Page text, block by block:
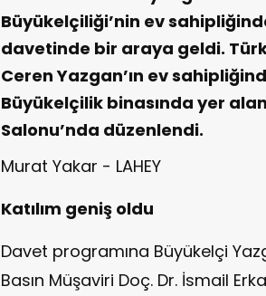
Büyükelçiliği’nin ev
davetinde bir araya geldi.
Ceren Yazgan’ın ev
Büyükelçilik binasında yer
Salonu’nda düzenlendi.
Murat Yakar - LAHEY
Katılım geniş oldu
Davet programına Büyükelçi
Basın Müşaviri Doç. Dr. İsmail